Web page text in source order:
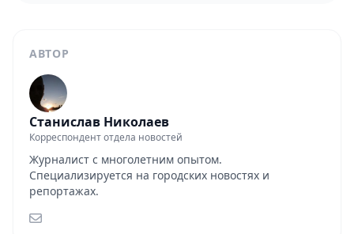
АВТОР
Станислав Николаев
Корреспондент отдела новостей
Журналист с многолетним опытом.
Специализируется на городских новостях и
репортажах.